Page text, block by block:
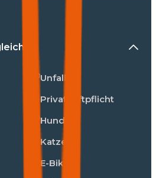
Unfall
Privathaftpflicht
Hunde
Katzen
E-Bike